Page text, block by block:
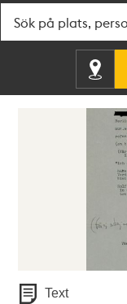
Text